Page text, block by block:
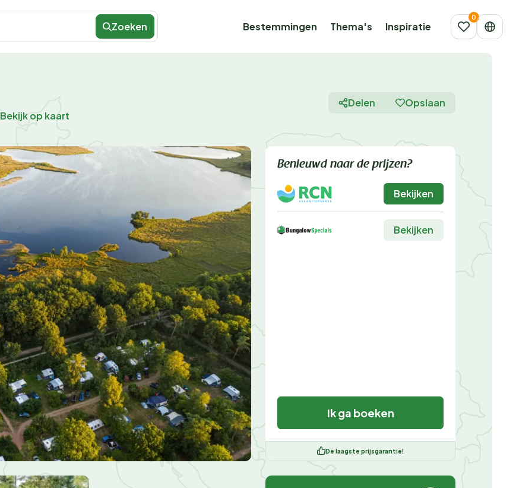
Zoeken Bestemmingen Thema's Inspiratie
Bekijk op kaart
Delen Opslaan
Benieuwd naar de prijzen?
Bekijken
Bekijken
Ik ga boeken
De laagste prijsgarantie!